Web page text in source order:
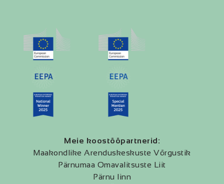
Meie koostööpartnerid:
Maakondlike Arenduskeskuste Võrgustik
Pärnumaa Omavalitsuste Liit
Pärnu linn